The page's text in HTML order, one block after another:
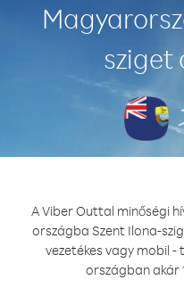
sziget
A Viber Outtal minőségi
országba Szent Ilona-
vezetékes vagy mobil
országban akár